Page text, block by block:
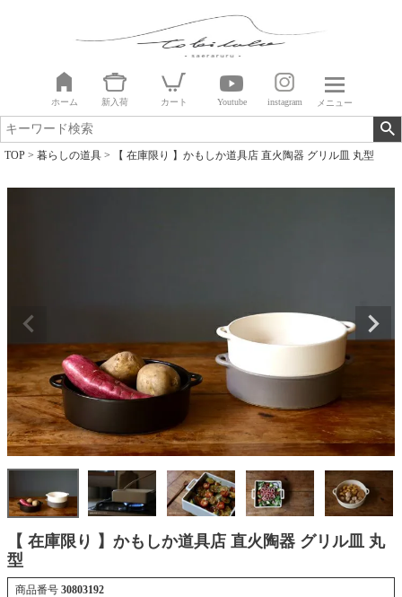
ホーム 新入荷 カート Youtube instagram メニュー
TOP 暮らしの道具 【 在庫限り 】かもしか道具店 直火陶器 グリル皿 丸型
【 在庫限り 】かもしか道具店 直火陶器 グリル皿 丸
型
商品番号 30803192